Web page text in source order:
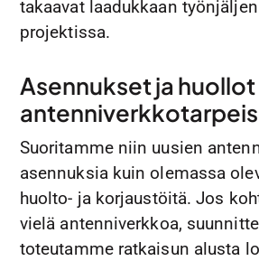
takaavat laadukkaan
projektissa.
Asennukset ja
Suoritamme niin uusien
asennuksia kuin olemassa
huolto- ja korjaustöitä. Jos
vielä antenniverkkoa,
toteutamme ratkaisun alusta